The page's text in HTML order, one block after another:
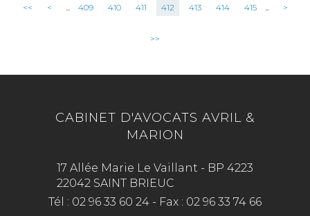
<< < ... 409 410 411 412 413 414 415 ... >
>>
CABINET D'AVOCATS AVRIL &
MARION
17 Allée Marie Le Vaillant - BP 4223
22042 SAINT BRIEUC
Tél : 02 96 33 60 24 - Fax : 02 96 33 74 66